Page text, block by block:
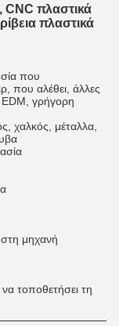
CNC πλαστικά
πλαστικά
που
που αλέθει, άλλες
γρήγορη
χαλκός, μέταλλα,
στη μηχανή
τοποθετήσει τη